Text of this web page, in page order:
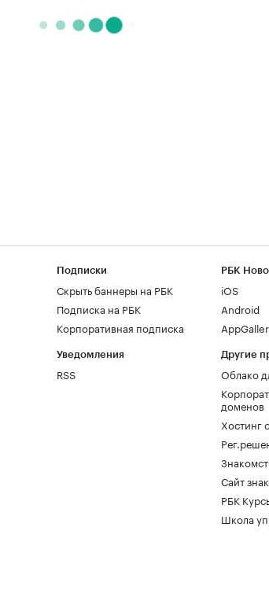
Подписки
Скрыть баннеры на РБК
Подписка на РБК
Корпоративная подписка
Уведомления
RSS
РБК
iOS
Android
Другие
Облако
доменов
Хостинг
Сайт
РБК
Школа